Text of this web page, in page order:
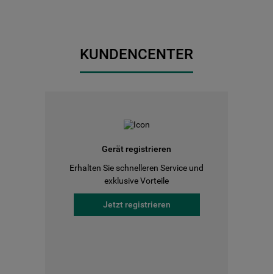
KUNDENCENTER
Gerät registrieren
Erhalten Sie schnelleren Service und
exklusive Vorteile
Jetzt registrieren